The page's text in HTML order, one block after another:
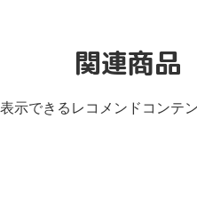
関連商品
表示できるレコメンドコンテ